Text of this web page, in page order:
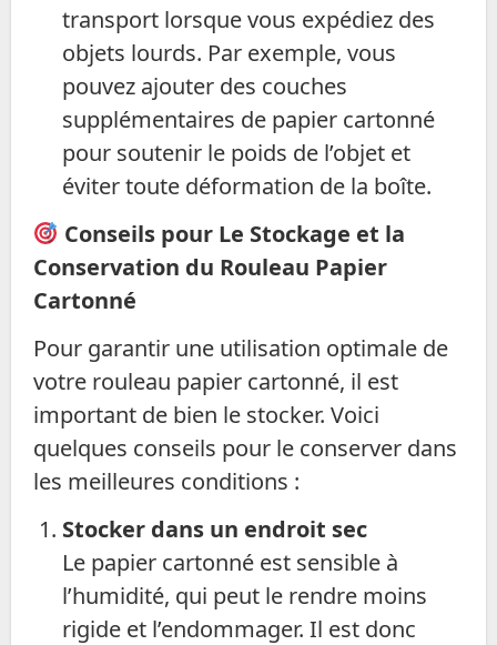
transport lorsque vous expédiez des
objets lourds. Par exemple, vous
pouvez ajouter des couches
supplémentaires de papier cartonné
pour soutenir le poids de l’objet et
éviter toute déformation de la boîte.
Conseils pour Le Stockage et la
Conservation du Rouleau Papier
Cartonné
Pour garantir une utilisation optimale de
votre rouleau papier cartonné, il est
important de bien le stocker. Voici
quelques conseils pour le conserver dans
les meilleures conditions :
Stocker dans un endroit sec
Le papier cartonné est sensible à
l’humidité, qui peut le rendre moins
rigide et l’endommager. Il est donc